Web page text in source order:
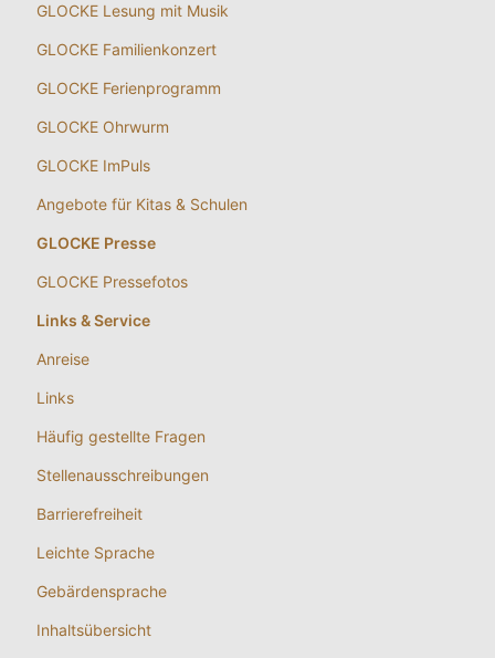
GLOCKE Lesung mit Musik
GLOCKE Familienkonzert
GLOCKE Ferienprogramm
GLOCKE Ohrwurm
GLOCKE ImPuls
Angebote für Kitas & Schulen
GLOCKE Presse
GLOCKE Pressefotos
Links & Service
Anreise
Links
Häufig gestellte Fragen
Stellenausschreibungen
Barrierefreiheit
Leichte Sprache
Gebärdensprache
Inhaltsübersicht